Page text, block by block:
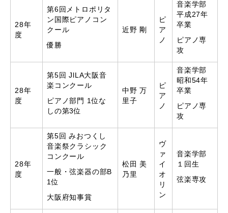
28年
度
第6回メトロポリタ
ン国際ピアノコン
クール
優勝
近野 剛
ピ
ア
ノ
音楽学部
平成27年
卒業
ピアノ専
攻
28年
度
第5回 JlLA大阪音
楽コンクール
ピアノ部門 1位な
しの第3位
中野 万
里子
ピ
ア
ノ
音楽学部
昭和54年
卒業
ピアノ専
攻
28年
度
第5回 みおつくし
音楽祭クラシック
コンクール
一般・弦楽器の部B
1位
大阪府知事賞
松田 美
乃里
ヴ
ァ
イ
オ
リ
ン
音楽学部
１回生
弦楽専攻